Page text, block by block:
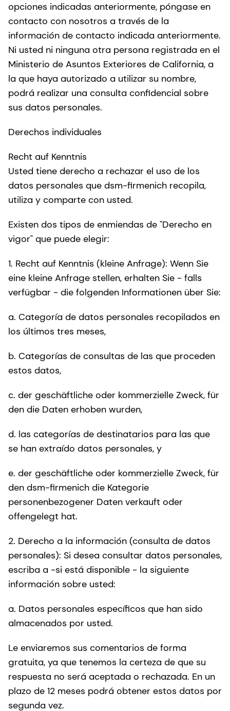
opciones indicadas anteriormente, póngase en
contacto con nosotros a través de la
información de contacto indicada anteriormente.
Ni usted ni ninguna otra persona registrada en el
Ministerio de Asuntos Exteriores de California, a
la que haya autorizado a utilizar su nombre,
podrá realizar una consulta confidencial sobre
sus datos personales.
Derechos individuales
Recht auf Kenntnis
Usted tiene derecho a rechazar el uso de los
datos personales que dsm-firmenich recopila,
utiliza y comparte con usted.
Existen dos tipos de enmiendas de "Derecho en
vigor" que puede elegir:
1. Recht auf Kenntnis (kleine Anfrage): Wenn Sie
eine kleine Anfrage stellen, erhalten Sie - falls
verfügbar - die folgenden Informationen über Sie:
a. Categoría de datos personales recopilados en
los últimos tres meses,
b. Categorías de consultas de las que proceden
estos datos,
c. der geschäftliche oder kommerzielle Zweck, für
den die Daten erhoben wurden,
d. las categorías de destinatarios para las que
se han extraído datos personales, y
e. der geschäftliche oder kommerzielle Zweck, für
den dsm-firmenich die Kategorie
personenbezogener Daten verkauft oder
offengelegt hat.
2. Derecho a la información (consulta de datos
personales): Si desea consultar datos personales,
escriba a -si está disponible - la siguiente
información sobre usted:
a. Datos personales específicos que han sido
almacenados por usted.
Le enviaremos sus comentarios de forma
gratuita, ya que tenemos la certeza de que su
respuesta no será aceptada o rechazada. En un
plazo de 12 meses podrá obtener estos datos por
segunda vez.